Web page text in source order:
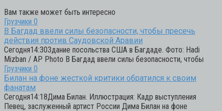
Вам также может быть интересно
Грузчики 0
В Багдад ввели силы безопасности, чтобы пресечь
действия против Саудовской Аравии
Сегодня14:30Здание посольства США в Багдаде. Фото: Hadi
Mizban / AP Photo В Багдад ввели силы безопасности, чтобы
Грузчики 0
Билан на фоне жесткой критики обратился к своим
фанатам
Сегодня14:18Дима Билан. Иллюстрация: Кадр выступления
Певец, заслуженный артист России Дима Билан на фоне